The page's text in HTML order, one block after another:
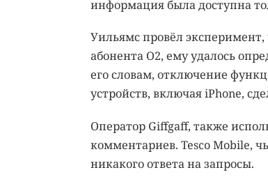
информация была доступна
Уильямс провёл
абонента O2, ему удалось
его словам, отключение
устройств, включая iPhone,
Оператор Giffgaff, также
комментариев. Tesco Mobile,
никакого ответа на запросы.